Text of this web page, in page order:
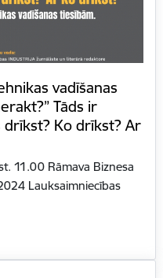
vadīšanas
Tāds ir
drīkst? Ko drīkst? Ar
11.00 Rāmava Biznesa
Lauksaimniecības